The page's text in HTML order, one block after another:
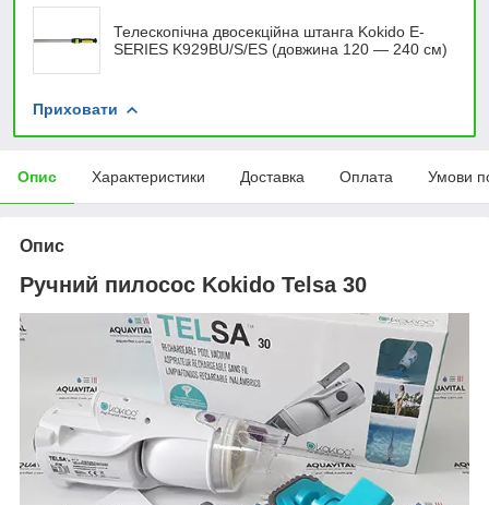
Телескопічна двосекційна штанга Kokido E-
SERIES K929BU/S/ES (довжина 120 — 240 см)
Приховати
Опис Характеристики Доставка Оплата Умови
Опис
Ручний пилосос Kokido Telsa 30